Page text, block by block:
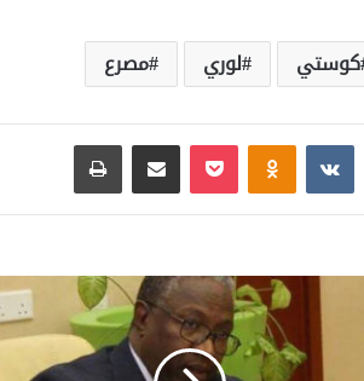
كوستي لوري مصرع
بوكيت